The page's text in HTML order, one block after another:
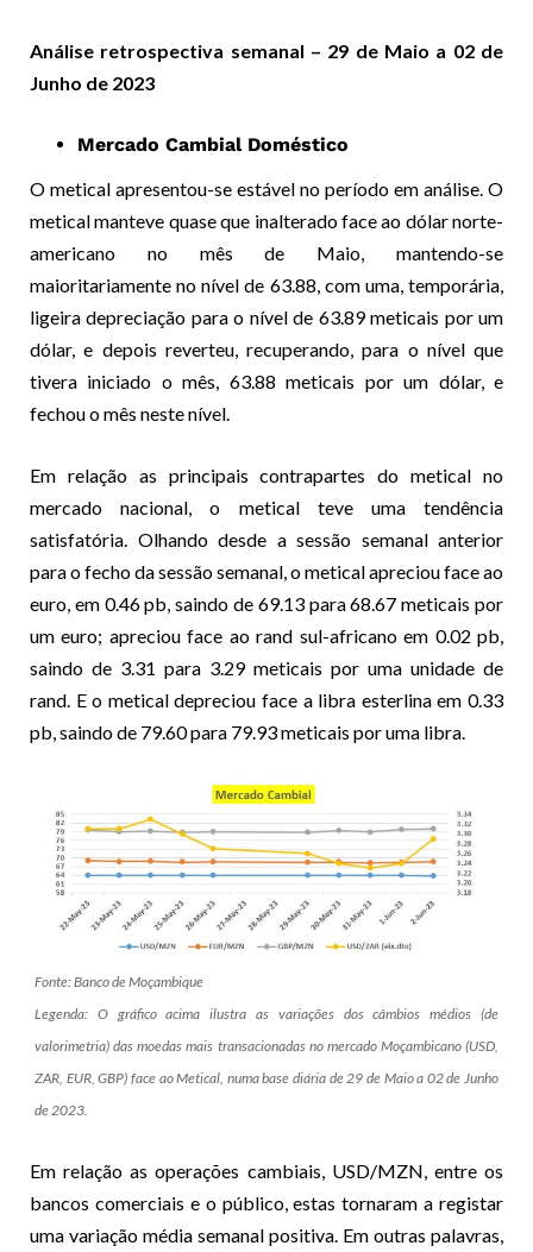
Análise retrospectiva semanal – 29 de Maio a 02 de
Junho de 2023
Mercado Cambial Doméstico
O metical apresentou-se estável no período em análise. O
metical manteve quase que inalterado face ao dólar norte-
americano no mês de Maio, mantendo-se
maioritariamente no nível de 63.88, com uma, temporária,
ligeira depreciação para o nível de 63.89 meticais por um
dólar, e depois reverteu, recuperando, para o nível que
tivera iniciado o mês, 63.88 meticais por um dólar, e
fechou o mês neste nível.
Em relação as principais contrapartes do metical no
mercado nacional, o metical teve uma tendência
satisfatória. Olhando desde a sessão semanal anterior
para o fecho da sessão semanal, o metical apreciou face ao
euro, em 0.46 pb, saindo de 69.13 para 68.67 meticais por
um euro; apreciou face ao rand sul-africano em 0.02 pb,
saindo de 3.31 para 3.29 meticais por uma unidade de
rand. E o metical depreciou face a libra esterlina em 0.33
pb, saindo de 79.60 para 79.93 meticais por uma libra.
Fonte: Banco de Moçambique
Legenda: O gráfico acima ilustra as variações dos câmbios médios (de
valorimetria) das moedas mais transacionadas no mercado Moçambicano (USD,
ZAR, EUR, GBP) face ao Metical, numa base diária de 29 de Maio a 02 de Junho
de 2023.
Em relação as operações cambiais, USD/MZN, entre os
bancos comerciais e o público, estas tornaram a registar
uma variação média semanal positiva. Em outras palavras,